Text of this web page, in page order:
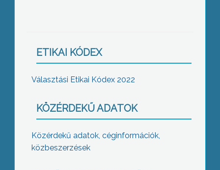
ETIKAI KÓDEX
Választási Etikai Kódex 2022
KÖZÉRDEKŰ ADATOK
Közérdekű adatok, céginformációk,
közbeszerzések